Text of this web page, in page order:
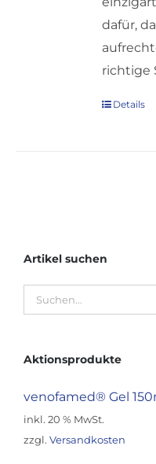
dafür,
richtige
Details
Artikel suchen
Aktionsprodukte
venofamed® Gel
inkl. 20 % MwSt.
zzgl. Versandkosten